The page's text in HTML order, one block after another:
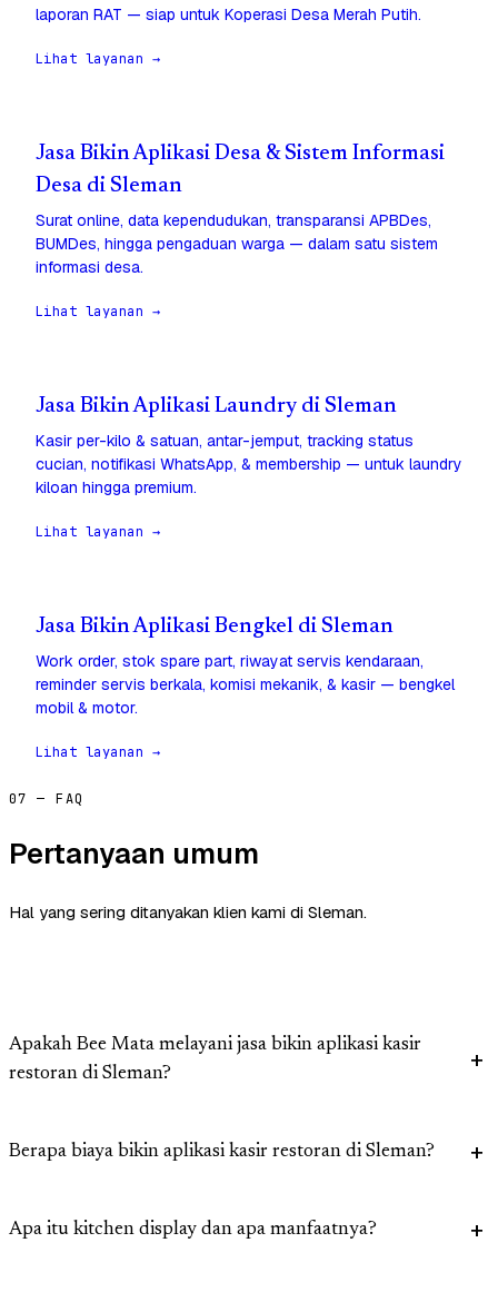
laporan RAT — siap untuk Koperasi Desa Merah Putih.
Lihat layanan →
Jasa Bikin Aplikasi Desa & Sistem Informasi
Desa di Sleman
Surat online, data kependudukan, transparansi APBDes,
BUMDes, hingga pengaduan warga — dalam satu sistem
informasi desa.
Lihat layanan →
Jasa Bikin Aplikasi Laundry di Sleman
Kasir per-kilo & satuan, antar-jemput, tracking status
cucian, notifikasi WhatsApp, & membership — untuk laundry
kiloan hingga premium.
Lihat layanan →
Jasa Bikin Aplikasi Bengkel di Sleman
Work order, stok spare part, riwayat servis kendaraan,
reminder servis berkala, komisi mekanik, & kasir — bengkel
mobil & motor.
Lihat layanan →
07 — FAQ
Pertanyaan umum
Hal yang sering ditanyakan klien kami di Sleman.
Apakah Bee Mata melayani jasa bikin aplikasi kasir
restoran di Sleman?
Berapa biaya bikin aplikasi kasir restoran di Sleman?
Apa itu kitchen display dan apa manfaatnya?